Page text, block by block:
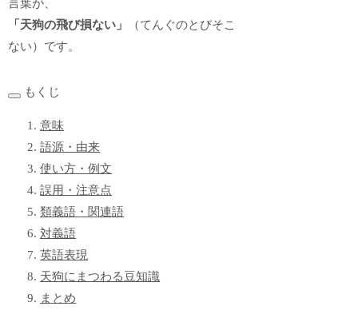
言葉が、
「天狗の飛び損ない」
（てんぐのとびそこ
ない）です。
もくじ
意味
語源・由来
使い方・例文
誤用・注意点
類義語・関連語
対義語
英語表現
天狗にまつわる豆知識
まとめ